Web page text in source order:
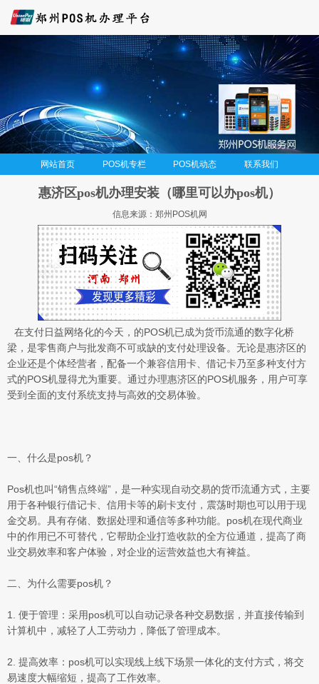
网站首页 POS机专栏 POS机动态 联系我们
惠济区pos机办理安装（哪里可以办pos机）
信息来源：郑州POS机网
在支付日益网络化的今天，的POS机已成为货币流通的数字化桥
梁，是零售商户与批发商不可或缺的支付处理设备。无论是惠济区的
企业还是个体经营者，配备一个兼容信用卡、借记卡乃至多种支付方
式的POS机显得尤为重要。通过办理惠济区的POS机服务，用户可享
受到全面的支付系统支持与高效的交易体验。
一、什么是pos机？
Pos机也叫“销售点终端”，是一种实现自动交易的货币流通方式，主要
用于各种银行借记卡、信用卡等的刷卡支付，震荡时期也可以用于现
金交易。具有存储、数据处理和通信等多种功能。pos机在现代商业
中的作用已不可替代，它帮助企业打造收款的全方位通道，提高了商
业交易效率和客户体验，对企业的运营效益也大有裨益。
二、为什么需要pos机？
1. 便于管理：采用pos机可以自动记录各种交易数据，并直接传输到
计算机中，减轻了人工劳动力，降低了管理成本。
2. 提高效率：pos机可以实现线上线下场景一体化的支付方式，将交
易速度大幅缩短，提高了工作效率。